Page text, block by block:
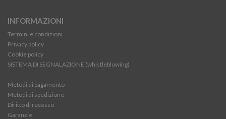
INFORMAZIONI
Termini e condizioni
Privacy policy
Cookie policy
SISTEMA DI SEGNALAZIONE (whistleblowing)
Metodi di pagamento
Metodi di spedizione
Diritto di recesso
Garanzie